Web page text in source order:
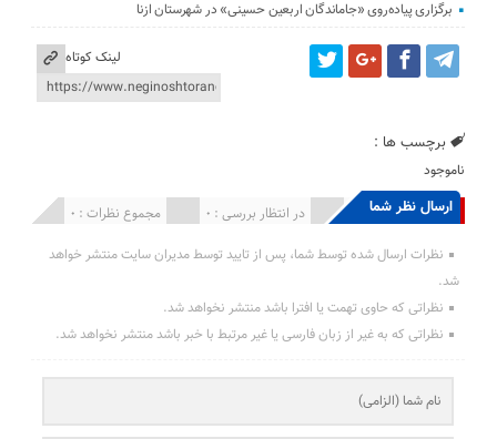
برگزاری پیاده‌روی «جاماندگان اربعین حسینی» در شهرستان ازنا
لینک کوتاه
برچسب ها :
ناموجود
ارسال نظر شما مجموع نظرات : 0 در انتظار بررسی : 0 انتشار یافته : 0
نظرات ارسال شده توسط شما، پس از تایید توسط مدیران سایت منتشر خواهد
شد.
نظراتی که حاوی تهمت یا افترا باشد منتشر نخواهد شد.
نظراتی که به غیر از زبان فارسی یا غیر مرتبط با خبر باشد منتشر نخواهد شد.